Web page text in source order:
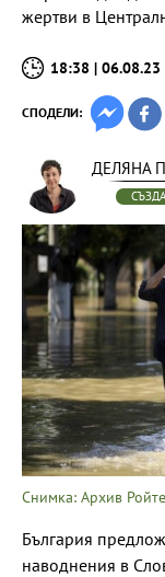
жертви в
18:38 | 06.08.23
СПОДЕЛИ:
ДЕЛЯНА
Снимка: Архив
България
наводнения в